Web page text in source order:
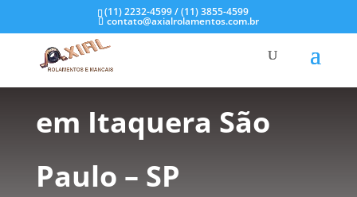
(11) 2232-4599 / (11) 3855-4599
contato@axialrolamentos.com.br
Mancal de Plástico
em Itaquera São
Paulo – SP